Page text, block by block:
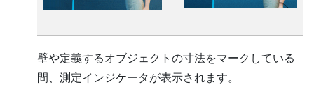
壁や定義するオブジェクトの寸法をマークしている
間、測定インジケータが表示されます。